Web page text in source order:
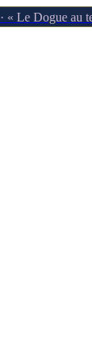
· « Le Dogue au